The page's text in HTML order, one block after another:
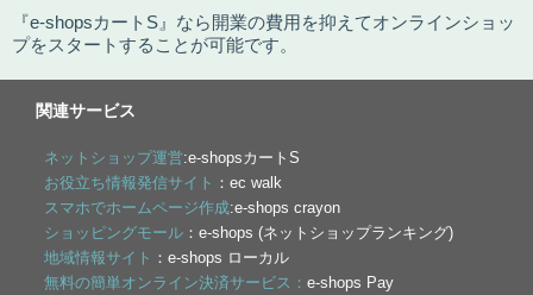
『e-shopsカートS』なら開業の費用を抑えてオンラインショッ
プをスタートすることが可能です。
関連サービス
ネットショップ運営:e-shopsカートS
お役立ち情報発信サイト ：ec walk
スマホでホームページ作成:e-shops crayon
ショッピングモール ：e-shops (ネットショップランキング)
地域情報サイト ：e-shops ローカル
無料の簡単オンライン決済サービス：e-shops Pay